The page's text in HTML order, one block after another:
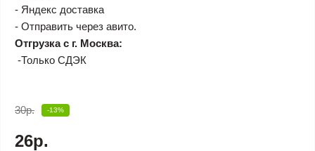
- Яндекс доставка
- Отправить через авито.
Отгрузка с г. Москва:
-Только СДЭК
30р. -13%
26р.